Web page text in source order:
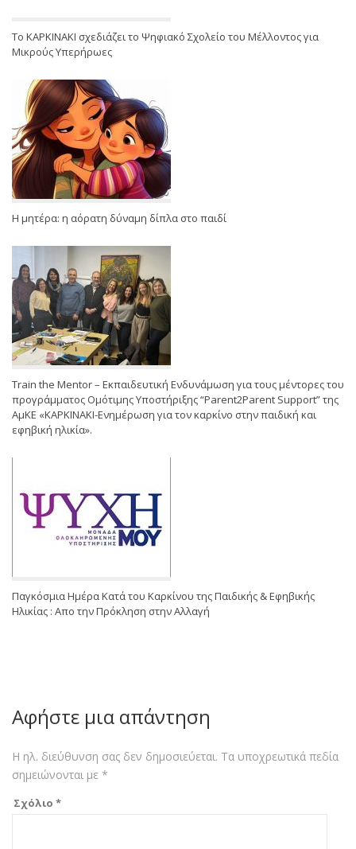
Το ΚΑΡΚΙΝΑΚΙ σχεδιάζει το Ψηφιακό Σχολείο του Μέλλοντος για
Μικρούς Υπερήρωες
Η μητέρα: η αόρατη δύναμη δίπλα στο παιδί
Train the Mentor – Εκπαιδευτική Ενδυνάμωση για τους μέντορες του
προγράμματος Ομότιμης Υποστήριξης “Parent2Parent Support” της
ΑμΚΕ «ΚΑΡΚΙΝΑΚΙ-Ενημέρωση για τον καρκίνο στην παιδική και
εφηβική ηλικία».
Παγκόσμια Ημέρα Κατά του Καρκίνου της Παιδικής & Εφηβικής
Ηλικίας : Απο την Πρόκληση στην Αλλαγή
Αφήστε μια απάντηση
Η ηλ. διεύθυνση σας δεν δημοσιεύεται. Τα υποχρεωτικά πεδία
σημειώνονται με *
Σχόλιο *